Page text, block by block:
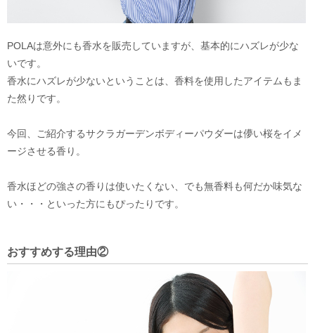
POLAは意外にも香水を販売していますが、基本的にハズレが少な
いです。
香水にハズレが少ないということは、香料を使用したアイテムもま
た然りです。
今回、ご紹介するサクラガーデンボディーパウダーは儚い桜をイメ
ージさせる香り。
香水ほどの強さの香りは使いたくない、でも無香料も何だか味気な
い・・・といった方にもぴったりです。
おすすめする理由②